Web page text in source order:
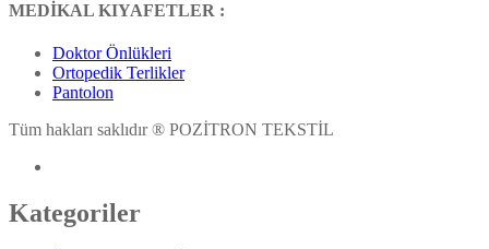
MEDİKAL KIYAFETLER :
Doktor Önlükleri
Ortopedik Terlikler
Pantolon
Tüm hakları saklıdır ® POZİTRON TEKSTİL
Kategoriler